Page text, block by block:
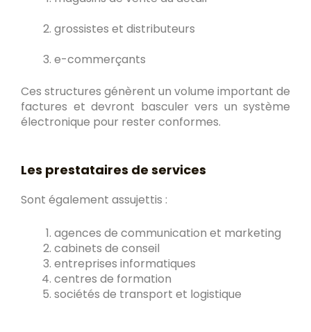
grossistes et distributeurs
e-commerçants
Ces structures génèrent un volume important de
factures et devront basculer vers un système
électronique pour rester conformes.
Les prestataires de services
Sont également assujettis :
agences de communication et marketing
cabinets de conseil
entreprises informatiques
centres de formation
sociétés de transport et logistique